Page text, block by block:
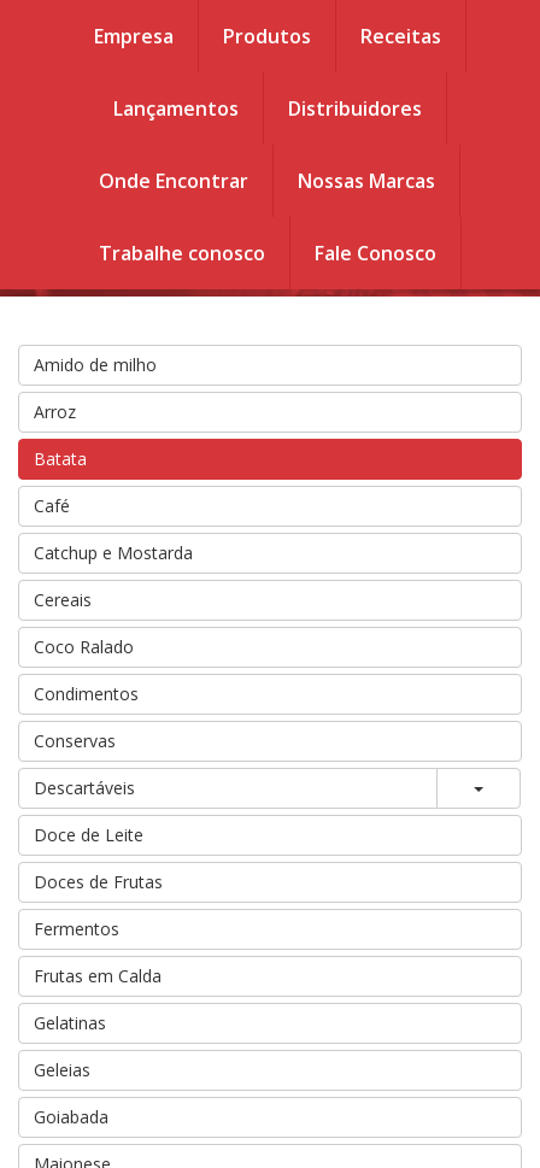
Empresa Produtos Receitas
Lançamentos Distribuidores
Onde Encontrar Nossas Marcas
Trabalhe conosco Fale Conosco
Produtos
Produtos
Amido de milho
Arroz
Batata
Café
Catchup e Mostarda
Cereais
Coco Ralado
Condimentos
Conservas
Descartáveis
Doce de Leite
Doces de Frutas
Fermentos
Frutas em Calda
Gelatinas
Geleias
Goiabada